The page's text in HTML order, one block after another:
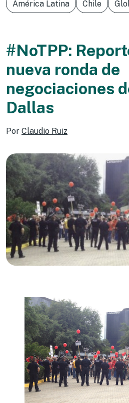
América Latina Chile
#NoTPP:
nueva ronda de
negociaciones
Dallas
Por Claudio Ruiz